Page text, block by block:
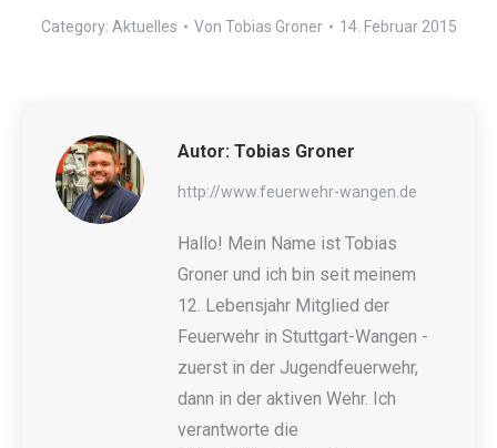
Category: Aktuelles Von Tobias Groner 14. Februar 2015
Autor: Tobias Groner
http://www.feuerwehr-wangen.de
Hallo! Mein Name ist Tobias
Groner und ich bin seit meinem
12. Lebensjahr Mitglied der
Feuerwehr in Stuttgart-Wangen -
zuerst in der Jugendfeuerwehr,
dann in der aktiven Wehr. Ich
verantworte die